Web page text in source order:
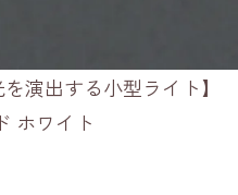
演出する小型ライト】
ホワイト